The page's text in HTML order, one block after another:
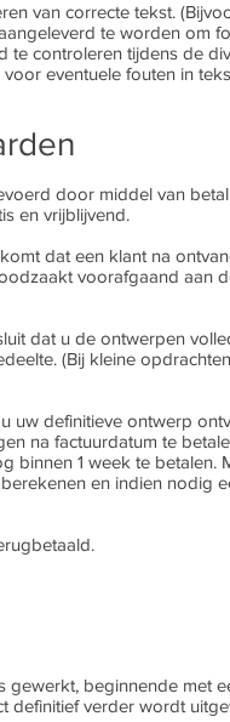
van correcte tekst.
te worden om
controleren tijdens de
eventuele fouten in
door middel van
en vrijblijvend.
dat een klant na
voorafgaand aan
dat u de ontwerpen
(Bij kleine
uw definitieve ontwerp
na factuurdatum te
binnen 1 week te
en indien nodig
beginnende met
definitief verder wordt